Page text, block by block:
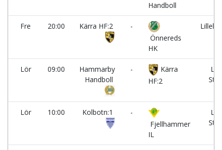
Handboll
Fre 20:00 Kärra HF:2
-
Önnereds
HK
Lör 09:00
Hammarby
Handboll
-
Kärra
HF:2
Lör 10:00 Kolbotn:1
-
Fjellhammer
IL